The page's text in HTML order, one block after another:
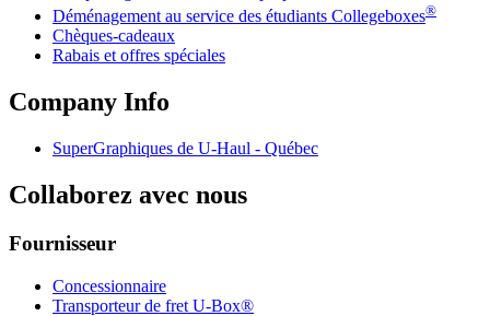
Déménagement au service des étudiants Collegeboxes®
Chèques-cadeaux
Rabais et offres spéciales
Company Info
SuperGraphiques de U-Haul - Québec
Collaborez avec nous
Fournisseur
Concessionnaire
Transporteur de fret U-Box®